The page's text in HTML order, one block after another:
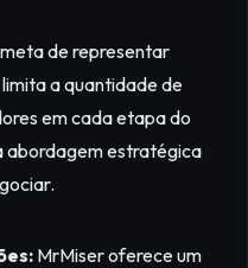
de representar
a quantidade de
em cada etapa do
abordagem estratégica
MrMiser oferece um